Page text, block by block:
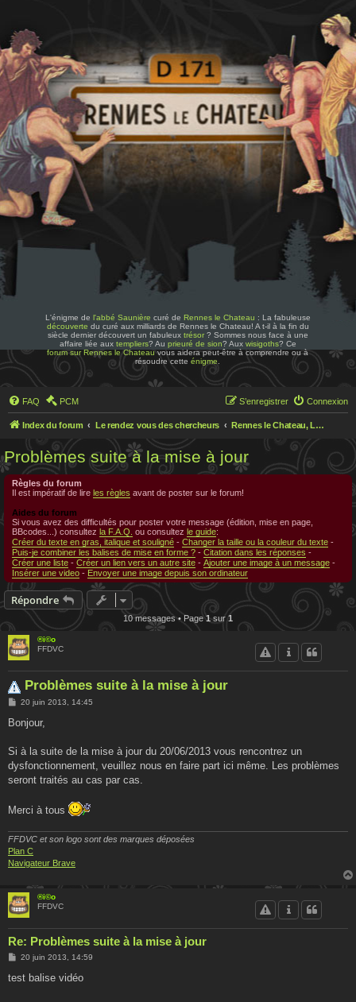
L'énigme de l'abbé Saunière curé de Rennes le Chateau : La fabuleuse
découverte du curé aux milliards de Rennes le Chateau! A t-il à la fin du
siècle dernier découvert un fabuleux trésor? Sommes nous face à une
affaire liée aux templiers? Au prieuré de sion? Aux wisigoths? Ce
forum sur Rennes le Chateauvous aidera peut-être à comprendre ou à
résoudre cetteénigme
FAQ PCM Connexion
S’enregistrer
Index du forum Le rendez vous des chercheurs Rennes le Chateau, Le rendez-vous des chercheurs
Problèmes suite à la mise à jour
Règles du forum
Il est impératif de lire les règles avant de poster sur le forum!
Aides du forum
Si vous avez des difficultés pour poster votre message (édition, mise en page,
BBcodes...) consultez la F.A.Q. ou consultez le guide:
Créer du texte en gras, italique et souligné - Changer la taille ou la couleur du texte -
Puis-je combiner les balises de mise en forme ? - Citation dans les réponses -
Créer une liste - Créer un lien vers un autre site - Ajouter une image à un message -
Insérer une video - Envoyer une image depuis son ordinateur
Répondre
10 messages • Page1sur 1
®i©o
FFDVC
Problèmes suite à la mise à jour
M
s
g
20 juin 2013, 14:45
Bonjour,
Si à la suite de la mise à jour du 20/06/2013 vous rencontrez un
dysfonctionnement, veuillez nous en faire part ici même. Les problèmes
seront traités au cas par cas.
Merci à tous
FFDVC et son logo sont des marques déposées
Plan C
Navigateur Brave
®i©o
FFDVC
Re: Problèmes suite à la mise à jour
M
s
20 juin 2013, 14:59
test balise vidéo